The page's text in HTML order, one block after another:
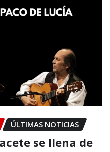
ÚLTIMAS NOTICIAS
se llena de